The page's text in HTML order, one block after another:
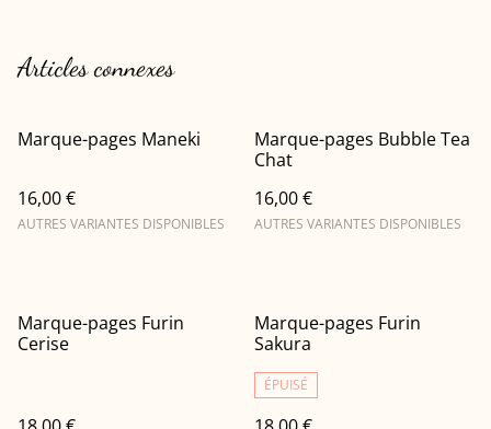
Articles connexes
Marque-pages Maneki
16,00 €
AUTRES VARIANTES DISPONIBLES
Marque-pages Bubble Tea
Chat
16,00 €
AUTRES VARIANTES DISPONIBLES
Marque-pages Furin
Cerise
Marque-pages Furin
Sakura
ÉPUISÉ